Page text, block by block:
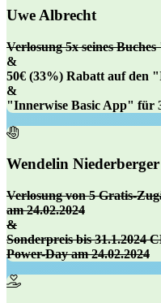
Uwe Albrecht
Verlosung 5xseines
&
50€ (33%) Rabatt auf den
&
"Innerwise Basic App" für
Wendelin Niederberger
Verlosung von5 Gratis-
am 24.02.2024
&
Sonderpreis bis 31.1.2024
Power-Dayam 24.02.2024